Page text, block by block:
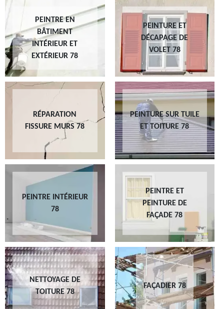
PEINTRE EN
BÂTIMENT
INTÉRIEUR ET
EXTÉRIEUR 78
PEINTURE ET
DÉCAPAGE DE
VOLET 78
RÉPARATION
FISSURE MURS 78
PEINTURE SUR TUILE
ET TOITURE 78
PEINTRE INTÉRIEUR
78
PEINTRE ET
PEINTURE DE
FAÇADE 78
NETTOYAGE DE
TOITURE 78
FAÇADIER 78